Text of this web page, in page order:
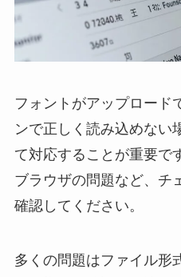
フォントがアップロード
ンで正しく読み込めない
て対応することが重要で
ブラウザの問題など、チ
確認してください。
多くの問題はファイル形